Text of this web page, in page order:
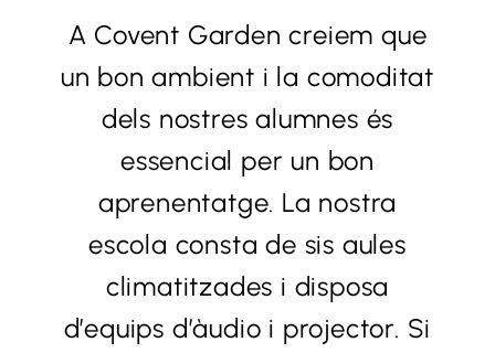
A Covent Garden creiem que
un bon ambient i la comoditat
dels nostres alumnes és
essencial per un bon
aprenentatge. La nostra
escola consta de sis aules
climatitzades i disposa
d’equips d’àudio i projector. Si